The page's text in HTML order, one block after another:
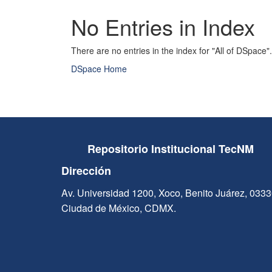
No Entries in Index
There are no entries in the index for "All of DSpace".
DSpace Home
Repositorio Institucional TecNM
Dirección
Av. Universidad 1200, Xoco, Benito Juárez,
Ciudad de México, CDMX.